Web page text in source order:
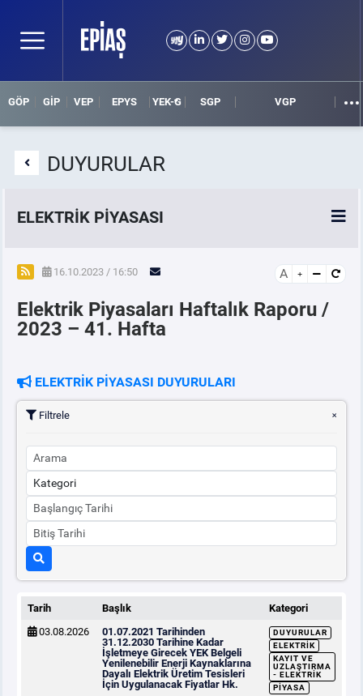
GÖP GİP VEP EPYS YEK-G SGP VGP
DUYURULAR
ELEKTRİK PİYASASI
SPOT ELEKTRİK PİYASALARI
ÖRNEK FİNANS BELGELERİ
PİYASAKAYITSÜRECİ
SERBEST TÜKETİCİ
MALİ UZLAŞTIRMA
TEMİNAT
BÜLTENLER
DUYURULAR
BT HİZMET YÖNETİM SİSTEMİ POLİTİKAMIZ
16.10.2023 / 16:50 A
Elektrik Piyasaları Haftalık Raporu /
2023 – 41. Hafta
ELEKTRİK PİYASASI DUYURULARI
Filtrele
Tarih Başlık
Kategori
03.08.2026
01.07.2021 Tarihinden
31.12.2030 Tarihine Kadar
İşletmeye Girecek YEK Belgeli
Yenilenebilir Enerji Kaynaklarına
Dayalı Elektrik Üretim Tesisleri
İçin Uygulanacak Fiyatlar Hk.
DUYURULAR
ELEKTRIK
KAYIT VE
UZLAŞTIRMA
- ELEKTRIK
PIYASA